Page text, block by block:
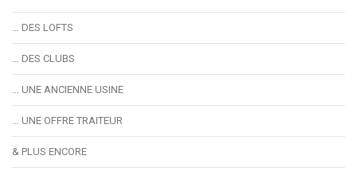
… DES LOFTS
… DES CLUBS
… UNE ANCIENNE USINE
… UNE OFFRE TRAITEUR
& PLUS ENCORE